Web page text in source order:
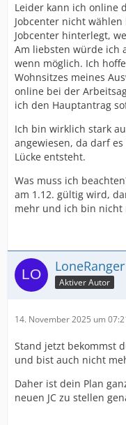
Leider kann ich online
Jobcenter nicht
Jobcenter hinterlegt,
Am liebsten würde ich
wenn möglich. Ich
Wohnsitzes meines
online bei der
ich den Hauptantrag
Ich bin wirklich stark
angewiesen, da darf
Lücke entsteht.
Was muss ich
am 1.12. gültig wird,
mehr und ich bin nicht
LoneRanger
Aktiver Autor
14. November 2025 um
Stand jetzt bekommst
und bist auch nicht
Daher ist dein Plan
neuen JC zu stellen